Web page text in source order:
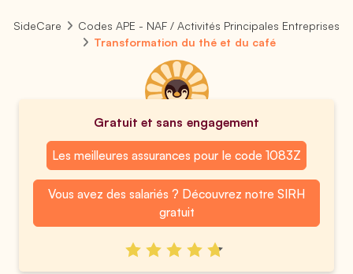
SideCare
Codes APE - NAF / Activités Principales Entreprises
Transformation du thé et du café
Gratuit et sans engagement
Les meilleures assurances pour le code 1083Z
Vous avez des salariés ? Découvrez notre SIRH
gratuit